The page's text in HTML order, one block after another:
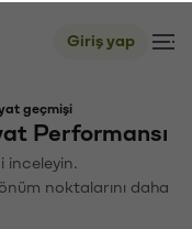
Giriş yap
geçmişi
Performansı
inceleyin.
noktalarını daha